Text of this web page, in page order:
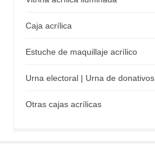
Caja acrílica
Estuche de maquillaje acrílico
Urna electoral | Urna de donativos
Otras cajas acrílicas